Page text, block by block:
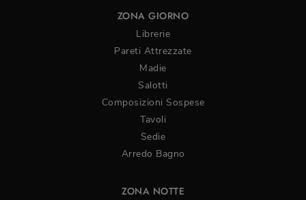
ZONA GIORNO
Librerie
Pareti Attrezzate
Madie
Salotti
Composizioni Sospese
Tavoli
Sedie
Arredo Bagno
ZONA NOTTE